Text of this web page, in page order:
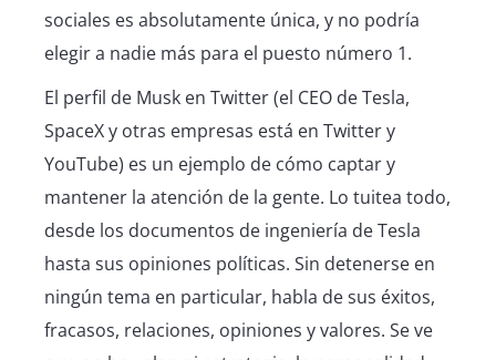
sociales es absolutamente única, y no podría
elegir a nadie más para el puesto número 1.
El perfil de Musk en Twitter (el CEO de Tesla,
SpaceX y otras empresas está en Twitter y
YouTube) es un ejemplo de cómo captar y
mantener la atención de la gente. Lo tuitea todo,
desde los documentos de ingeniería de Tesla
hasta sus opiniones políticas. Sin detenerse en
ningún tema en particular, habla de sus éxitos,
fracasos, relaciones, opiniones y valores. Se ve